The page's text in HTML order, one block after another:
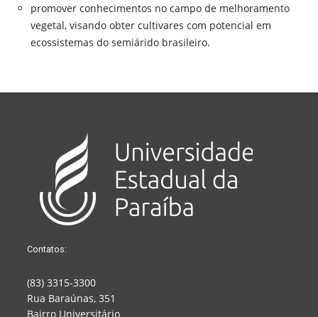
promover conhecimentos no campo de melhoramento
vegetal, visando obter cultivares com potencial em
ecossistemas do semiárido brasileiro.
Contatos:
(83) 3315-3300
Rua Baraúnas, 351
Bairro Universitário